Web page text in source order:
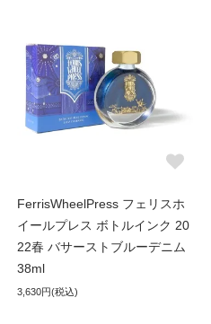
FerrisWheelPress フェリスホ
イールプレス ボトルインク 20
22春 バサーストブルーデニム
38ml
3,630円(税込)